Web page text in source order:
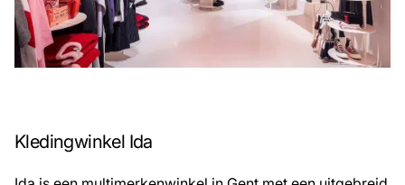
Kledingwinkel Ida